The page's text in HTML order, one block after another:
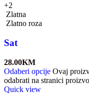
+2
Zlatna
Zlatno roza
Sat
28.00KM
Odaberi opcije Ovaj
odabrati na stranici
Quick view